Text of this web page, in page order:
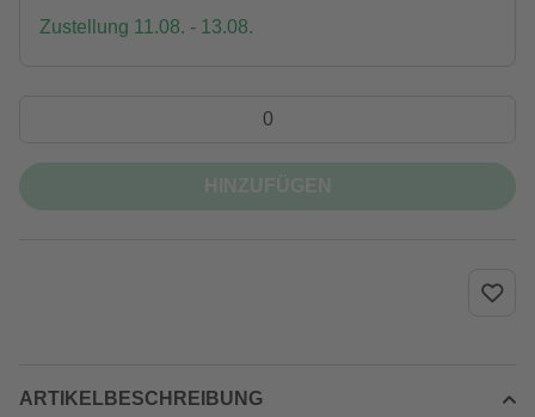
Zustellung 11.08. - 13.08.
ARTIKELBESCHREIBUNG